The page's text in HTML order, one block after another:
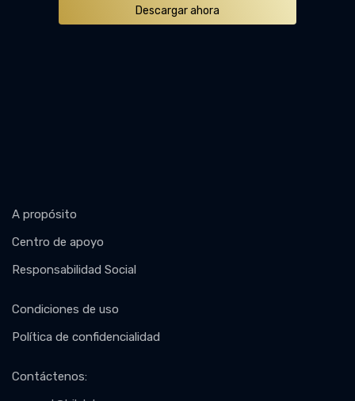
Descargar ahora
A propósito
Centro de apoyo
Responsabilidad Social
Condiciones de uso
Política de confidencialidad
Contáctenos: